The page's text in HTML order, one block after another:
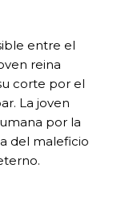
entre el
reina
corte por el
La joven
por la
del maleficio